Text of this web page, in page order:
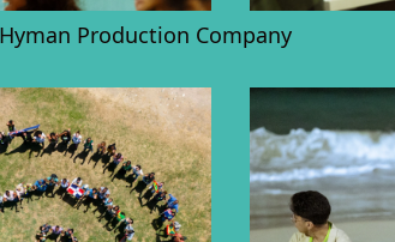
Production Company